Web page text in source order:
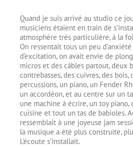
Quand je suis arrivé au studio ce
musiciens étaient en train de
atmosphère très particulière, à la
On ressentait tous un peu
d’excitation, on avait envie de
micros et des câbles partout, deux
contrebasses, des cuivres, des bois,
percussions, un piano, un Fender
un accordéon, et au centre sur un
une machine à écrire, un toy piano,
cuisine et tout un tas de babioles.
ressemblait à une joyeuse jam
la musique a été plus construite,
L’écoute s’installait.